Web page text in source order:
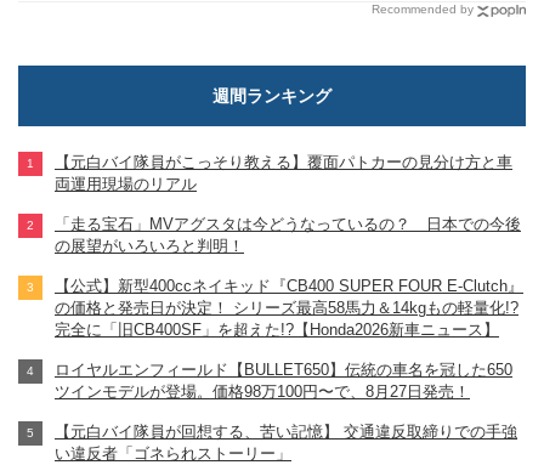
Recommended by
週間ランキング
【元白バイ隊員がこっそり教える】覆面パトカーの見分け方と車
両運用現場のリアル
「走る宝石」MVアグスタは今どうなっているの？ 日本での今後
の展望がいろいろと判明！
【公式】新型400ccネイキッド『CB400 SUPER FOUR E-Clutch』
の価格と発売日が決定！ シリーズ最高58馬力＆14kgもの軽量化!?
完全に「旧CB400SF」を超えた!?【Honda2026新車ニュース】
ロイヤルエンフィールド【BULLET650】伝統の車名を冠した650
ツインモデルが登場。価格98万100円〜で、8月27日発売！
【元白バイ隊員が回想する、苦い記憶】 交通違反取締りでの手強
い違反者「ゴネられストーリー」